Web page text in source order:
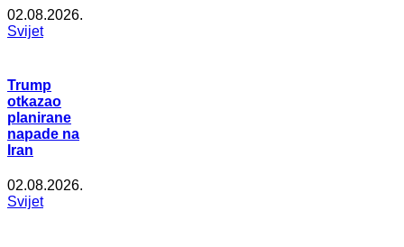
02.08.2026.
Svijet
Trump
otkazao
planirane
napade na
Iran
02.08.2026.
Svijet